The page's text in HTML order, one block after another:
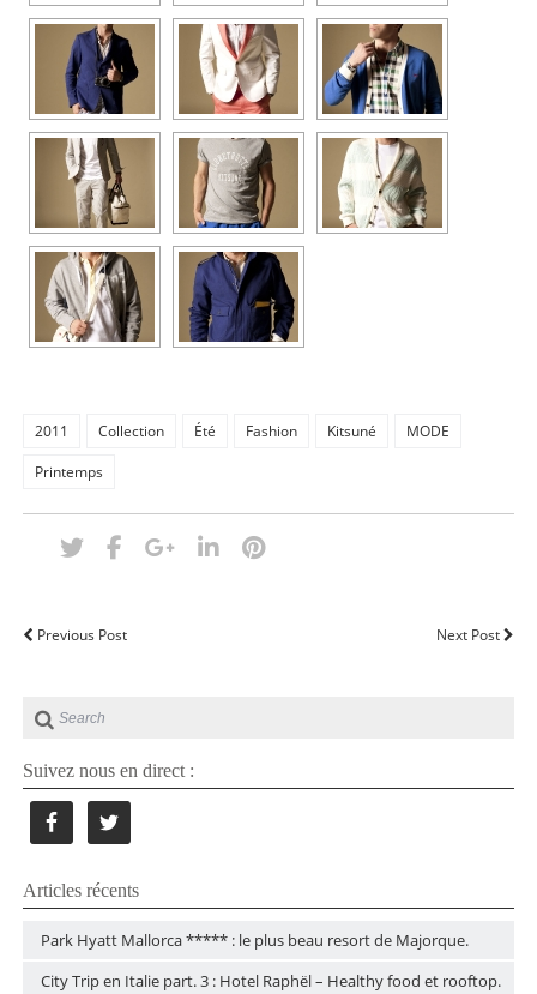
2011 Collection Été Fashion Kitsuné
MODE
Printemps
Previous Post Next Post
Suivez nous en direct :
Articles récents
Park Hyatt Mallorca ***** : le plus beau resort de Majorque.
City Trip en Italie part. 3 : Hotel Raphël – Healthy food et rooftop.